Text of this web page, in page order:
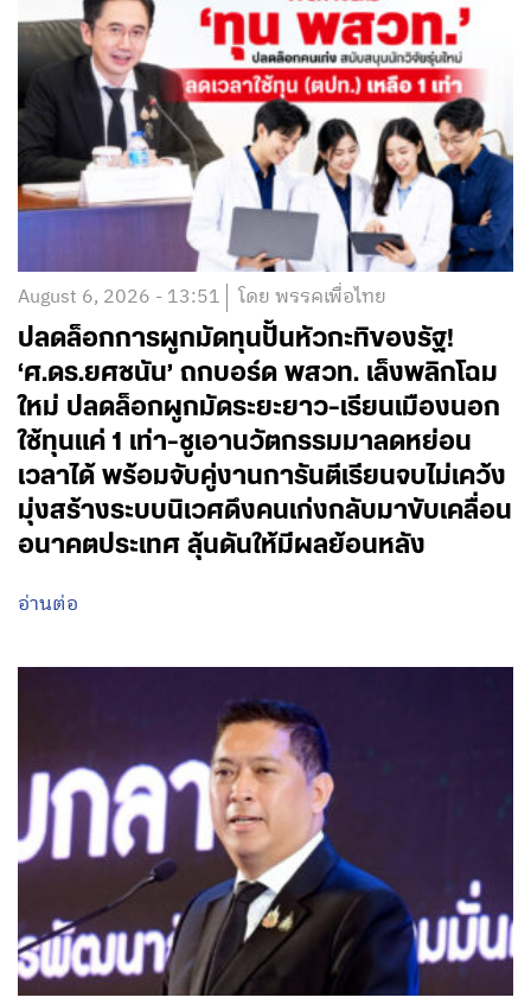
August 6, 2026 - 13:51 โดย พรรคเพื่อไทย
ปลดล็อกการผูกมัดทุนปั้นหัวกะทิของรัฐ!
‘ศ.ดร.ยศชนัน’ ถกบอร์ด พสวท. เล็งพลิกโฉม
ใหม่ ปลดล็อกผูกมัดระยะยาว-เรียนเมืองนอก
ใช้ทุนแค่ 1 เท่า-ชูเอานวัตกรรมมาลดหย่อน
เวลาได้ พร้อมจับคู่งานการันตีเรียนจบไม่เคว้ง
มุ่งสร้างระบบนิเวศดึงคนเก่งกลับมาขับเคลื่อน
อนาคตประเทศ ลุ้นดันให้มีผลย้อนหลัง
อ่านต่อ